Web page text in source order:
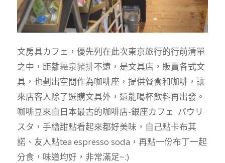
文房具カフェ ，優先列在此次東京旅行的行前清單
之中，距離舞泉豬排不遠，是文具店，販賣各式文
具，也劃出空間作為咖啡座，提供餐食和咖啡，讓
來店客人除了選購文具外，還能喝杯飲料再出發。
咖啡豆來自日本最古的咖啡店-銀座カフェ パウリ
スタ ，手繪甜點看起來都好美味，自己點卡布其
諾、友人點tea espresso soda，再點一份布丁一起
分食，味道均好，非常滿足~:)